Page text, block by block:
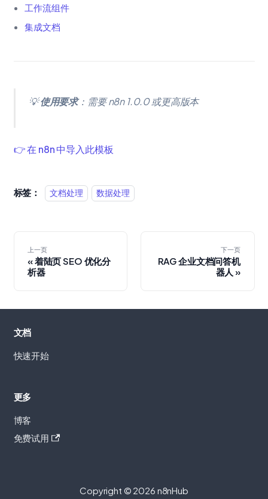
工作流组件
集成文档
💡使用要求：需要 n8n 1.0.0 或更高版本
👉 在 n8n 中导入此模板
标签： 文档处理 数据处理
上一页
着陆页 SEO 优化分
析器
下一页
RAG 企业文档问答机
器人
文档
快速开始
更多
博客
免费试用
Copyright © 2026 n8nHub